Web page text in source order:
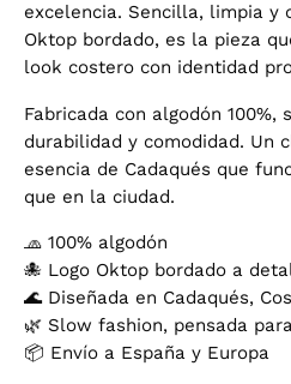
excelencia. Sencilla, limpia y
Oktop bordado, es la pieza
look costero con identidad
Fabricada con algodón 100%,
durabilidad y comodidad. Un
esencia de Cadaqués que
que en la ciudad.
🧢 100% algodón
🐙 Logo Oktop bordado a
🌊 Diseñada en Cadaqués,
🌿 Slow fashion, pensada
📦 Envío a España y Europa